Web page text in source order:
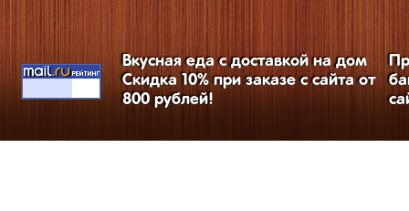
Вкусная еда с доставкой на дом
Скидка 10% при заказе с сайта от
800 рублей!